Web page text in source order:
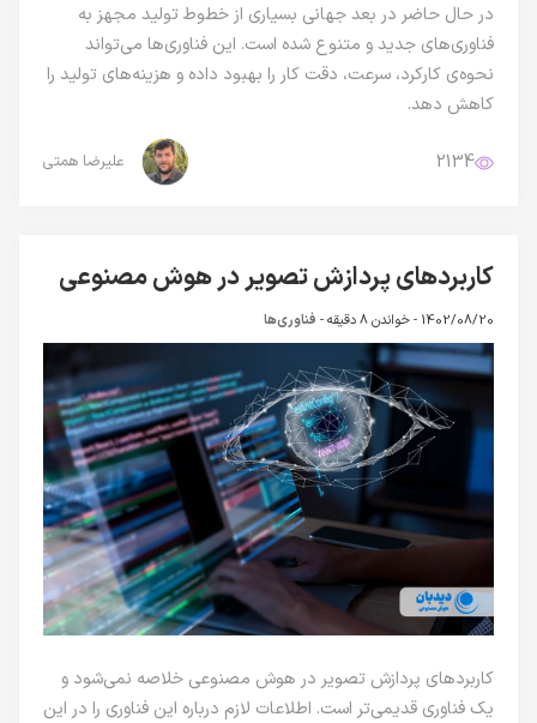
در حال حاضر در بعد جهانی بسیاری از خطوط تولید مجهز به
فناوری‌های جدید و متنوع شده است. این فناوری‌ها می‌تواند
نحوه‌ی کارکرد، سرعت، دقت کار را بهبود داده و هزینه‌های تولید را
کاهش دهد.
2134 علیرضا همتی
کاربردهای پردازش تصویر در هوش مصنوعی
1402/08/20 - خواندن 8 دقیقه - فناوری‌ها
کاربردهای پردازش تصویر در هوش مصنوعی خلاصه نمی‌شود و
یک فناوری قدیمی‌تر است. اطلاعات لازم درباره این فناوری را در این